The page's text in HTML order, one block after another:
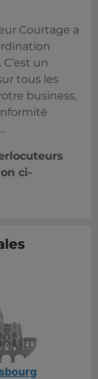
Courtage a
un
tous les
business,
ci-